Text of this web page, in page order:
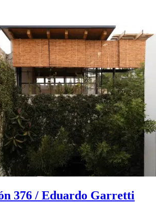
376 / Eduardo Garretti